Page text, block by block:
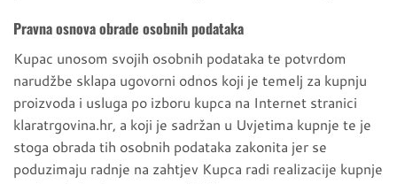
Pravna osnova obrade osobnih podataka
Kupac unosom svojih osobnih podataka te potvrdom
narudžbe sklapa ugovorni odnos koji je temelj za kupnju
proizvoda i usluga po izboru kupca na Internet stranici
klaratrgovina.hr, a koji je sadržan u Uvjetima kupnje te je
stoga obrada tih osobnih podataka zakonita jer se
poduzimaju radnje na zahtjev Kupca radi realizacije kupnje